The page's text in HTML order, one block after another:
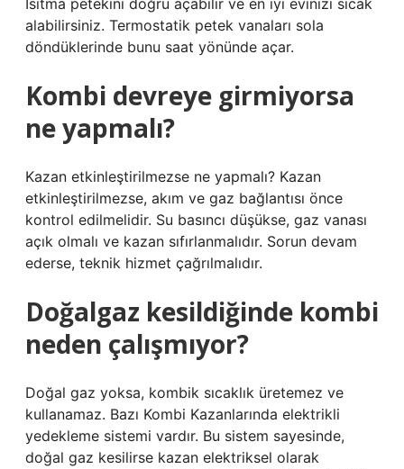
Isıtma petekini doğru açabilir ve en iyi evinizi sıcak
alabilirsiniz. Termostatik petek vanaları sola
döndüklerinde bunu saat yönünde açar.
Kombi devreye girmiyorsa
ne yapmalı?
Kazan etkinleştirilmezse ne yapmalı? Kazan
etkinleştirilmezse, akım ve gaz bağlantısı önce
kontrol edilmelidir. Su basıncı düşükse, gaz vanası
açık olmalı ve kazan sıfırlanmalıdır. Sorun devam
ederse, teknik hizmet çağrılmalıdır.
Doğalgaz kesildiğinde kombi
neden çalışmıyor?
Doğal gaz yoksa, kombik sıcaklık üretemez ve
kullanamaz. Bazı Kombi Kazanlarında elektrikli
yedekleme sistemi vardır. Bu sistem sayesinde,
doğal gaz kesilirse kazan elektriksel olarak